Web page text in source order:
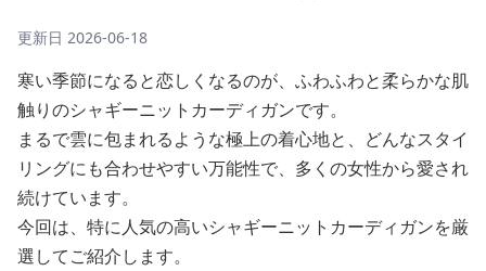
更新日 2026-06-18
寒い季節になると恋しくなるのが、ふわふわと柔らかな肌
触りのシャギーニットカーディガンです。
まるで雲に包まれるような極上の着心地と、どんなスタイ
リングにも合わせやすい万能性で、多くの女性から愛され
続けています。
今回は、特に人気の高いシャギーニットカーディガンを厳
選してご紹介します。